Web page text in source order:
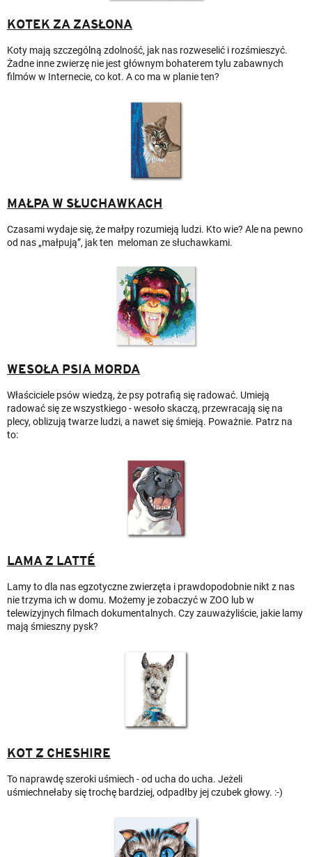
KOTEK ZA ZASŁONA
Koty mają szczególną zdolność, jak nas rozweselić i rozśmieszyć.
Żadne inne zwierzę nie jest głównym bohaterem tylu zabawnych
filmów w Internecie, co kot. A co ma w planie ten?
MAŁPA W SŁUCHAWKACH
Czasami wydaje się, że małpy rozumieją ludzi. Kto wie? Ale na pewno
od nas „małpują”, jak ten meloman ze słuchawkami.
WESOŁA PSIA MORDA
Właściciele psów wiedzą, że psy potrafią się radować. Umieją
radować się ze wszystkiego - wesoło skaczą, przewracają się na
plecy, oblizują twarze ludzi, a nawet się śmieją. Poważnie. Patrz na
to:
LAMA Z LATTÉ
Lamy to dla nas egzotyczne zwierzęta i prawdopodobnie nikt z nas
nie trzyma ich w domu. Możemy je zobaczyć w ZOO lub w
telewizyjnych filmach dokumentalnych. Czy zauważyliście, jakie lamy
mają śmieszny pysk?
KOT Z CHESHIRE
To naprawdę szeroki uśmiech - od ucha do ucha. Jeżeli
uśmiechnełaby się trochę bardziej, odpadłby jej czubek głowy. :-)